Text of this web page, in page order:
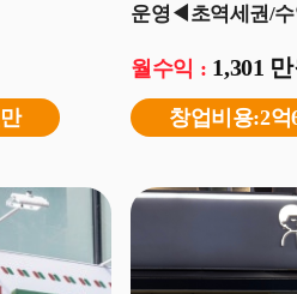
운영◀초역세권/수
월수익 : 1,301 만
창업비용:2억